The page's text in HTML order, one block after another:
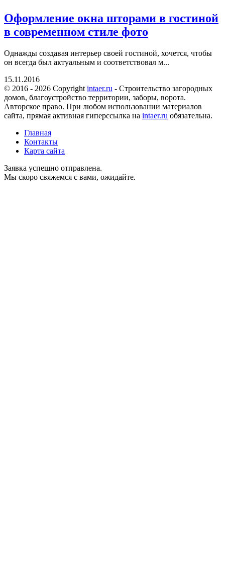
Оформление окна шторами в гостиной
в современном стиле фото
Однажды создавая интерьер своей гостиной, хочется, чтобы
он всегда был актуальным и соответствовал м...
15.11.2016
© 2016 - 2026 Copyright intaer.ru - Cтроительство загородных
домов, благоустройство территории, заборы, ворота.
Авторское право. При любом использовании материалов
сайта, прямая активная гиперссылка на intaer.ru обязательна.
Главная
Контакты
Карта сайта
Заявка успешно отправлена.
Мы скоро свяжемся с вами, ожидайте.